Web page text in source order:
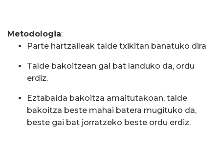
Metodologia:
Parte hartzaileak talde txikitan banatuko dira
Talde bakoitzean gai bat landuko da, ordu
erdiz.
Eztabaida bakoitza amaitutakoan, talde
bakoitza beste mahai batera mugituko da,
beste gai bat jorratzeko beste ordu erdiz.